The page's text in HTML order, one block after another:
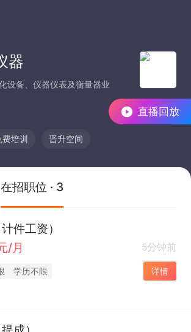
直播回放
器
设备、仪器仪表及衡量器业
费培训 晋升空间
在招职位 · 3
件工资）
/月
5分钟前
学历不限 详情